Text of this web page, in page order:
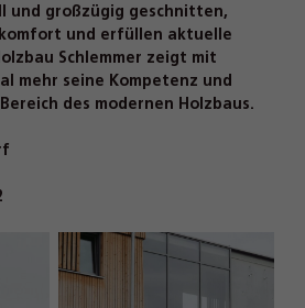
und großzügig geschnitten,
und erfüllen aktuelle
Schlemmer zeigt mit
mehr seine Kompetenz und
des modernen Holzbaus.